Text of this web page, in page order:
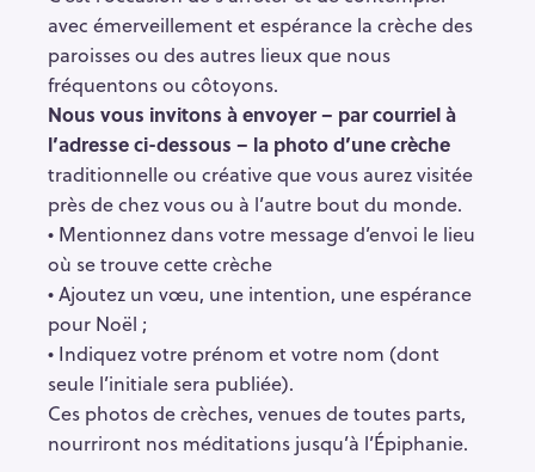
avec émerveillement et espérance la crèche des
paroisses ou des autres lieux que nous
fréquentons ou côtoyons.
Nous vous invitons à envoyer – par courriel à
l’adresse ci-dessous – la photo d’une crèche
traditionnelle ou créative que vous aurez visitée
près de chez vous ou à l’autre bout du monde.
• Mentionnez dans votre message d’envoi le lieu
où se trouve cette crèche
• Ajoutez un vœu, une intention, une espérance
pour Noël ;
• Indiquez votre prénom et votre nom (dont
seule l’initiale sera publiée).
Ces photos de crèches, venues de toutes parts,
nourriront nos méditations jusqu’à l’Épiphanie.
R
e
c
h
e
r
c